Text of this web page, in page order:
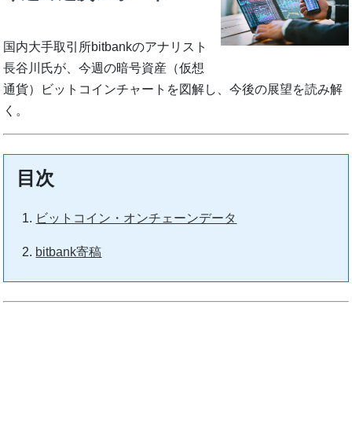
国内大手取引所bitbankのアナリスト
長谷川氏が、今週の暗号資産（仮想
通貨）ビットコインチャートを図解し、今後の展望を読み解
く。
目次
ビットコイン・オンチェーンデータ
bitbank寄稿